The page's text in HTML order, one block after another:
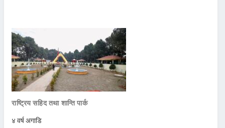
राष्ट्रिय सहिद तथा शान्ति पार्क
४ वर्ष अगाडि